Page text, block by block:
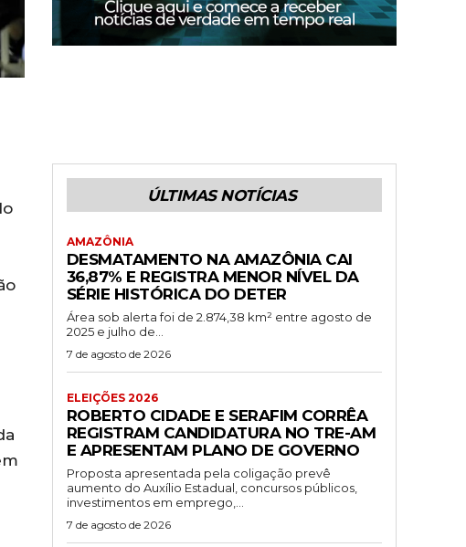
ÚLTIMAS NOTÍCIAS
AMAZÔNIA
DESMATAMENTO NA AMAZÔNIA CAI
36,87% E REGISTRA MENOR NÍVEL DA
SÉRIE HISTÓRICA DO DETER
Área sob alerta foi de 2.874,38 km² entre agosto de
2025 e julho de...
7 de agosto de 2026
ELEIÇÕES 2026
ROBERTO CIDADE E SERAFIM CORRÊA
REGISTRAM CANDIDATURA NO TRE-AM
E APRESENTAM PLANO DE GOVERNO
Proposta apresentada pela coligação prevê
aumento do Auxílio Estadual, concursos públicos,
investimentos em emprego,...
7 de agosto de 2026